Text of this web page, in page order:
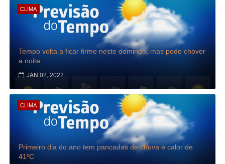
CLIMA
Tempo volta a ficar firme neste domingo, mas pode chover
a noite
JAN 02, 2022
CLIMA
Primeiro dia do ano tem pancadas de chuva e calor de
41ºC